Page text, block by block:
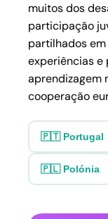
muitos dos
participação
partilhados
experiências e
aprendizagem
cooperação
🇵🇹 Portugal
🇵🇱 Polónia